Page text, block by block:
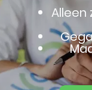
Alleen